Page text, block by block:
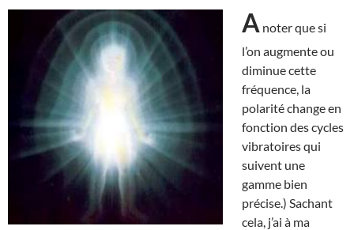
A noter que si
l’on augmente ou
diminue cette
fréquence, la
polarité change en
fonction des cycles
vibratoires qui
suivent une
gamme bien
précise.) Sachant
cela, j’ai à ma